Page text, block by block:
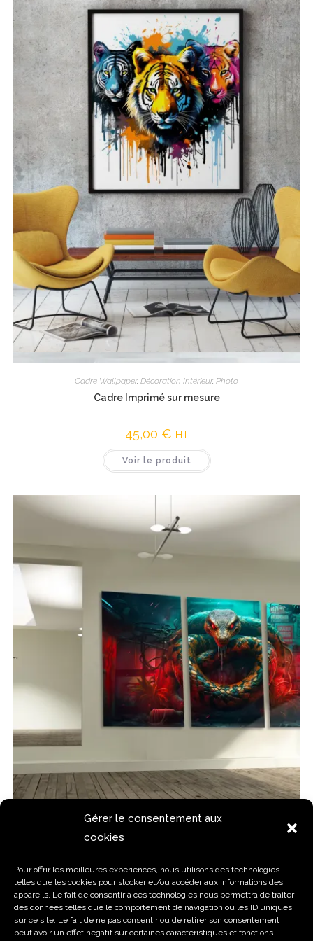
Gérer le consentement aux
cookies
Pour offrir les meilleures expériences, nous utilisons des technologies
telles que les cookies pour stocker et/ou accéder aux informations des
appareils. Le fait de consentir à ces technologies nous permettra de traiter
des données telles que le comportement de navigation ou les ID uniques
sur ce site. Le fait de ne pas consentir ou de retirer son consentement
peut avoir un effet négatif sur certaines caractéristiques et fonctions.
Cadre Wallpaper, Décoration Intérieur, Photo
Cadre Imprimé sur mesure
45,00 € HT
Voir le produit
Vue rapide
Cadre Wallpaper
Cadre Photo TRIPTYQUE sur Mesure